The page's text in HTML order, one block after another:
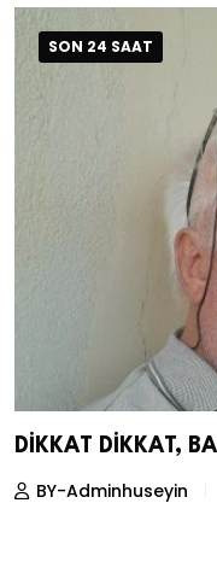
SON 24 SAAT
DİKKAT DİKKAT,
BY-Adminhuseyin